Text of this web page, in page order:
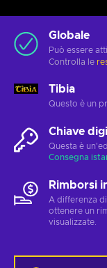
Globale
Può essere
Controlla le
Tibia
Questo è un
Chiave
Questa è
Consegna
Rimborsi
A differenza
ottenere un
visualizzate.